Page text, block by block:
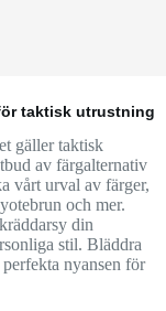
taktisk utrustning
gäller taktisk
av färgalternativ
vårt urval av färger,
och mer.
din
stil. Bläddra
nyansen för